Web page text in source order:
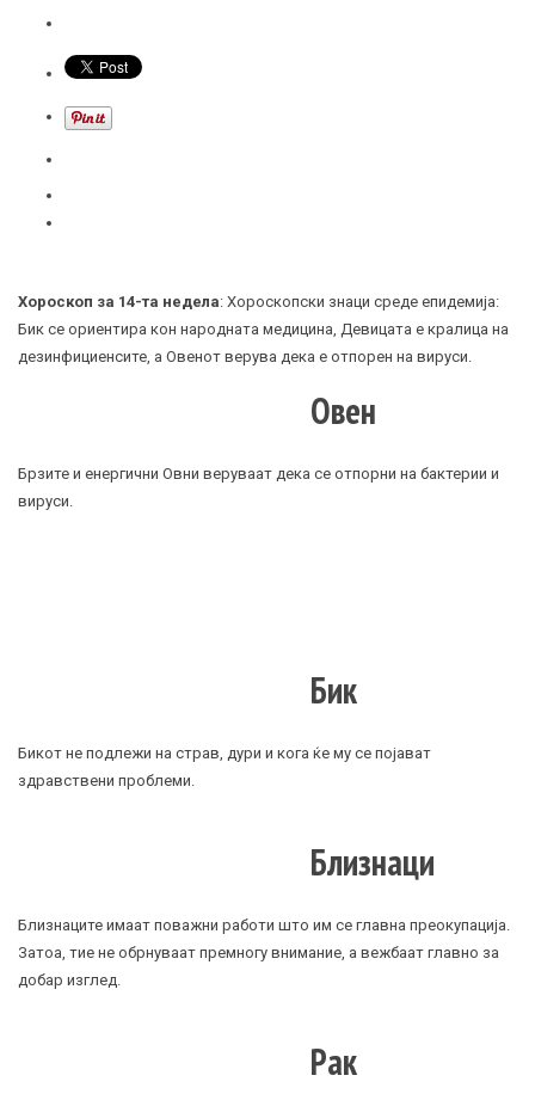
Хороскоп за 14-та недела: Хороскопски знаци среде епидемија:
Бик се ориентира кон народната медицина, Девицата е кралица на
дезинфициенсите, а Овенот верува дека е отпорен на вируси.
Овен
Брзите и енергични Овни веруваат дека се отпорни на бактерии и
вируси.
Бик
Бикот не подлежи на страв, дури и кога ќе му се појават
здравствени проблеми.
Близнаци
Близнаците имаат поважни работи што им се главна преокупација.
Затоа, тие не обрнуваат премногу внимание, а вежбаат главно за
добар изглед.
Рак